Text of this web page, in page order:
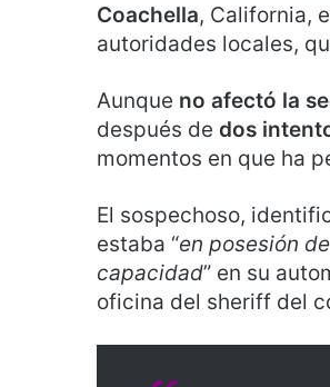
Coachella, California,
autoridades locales,
Aunque no afectó la
después de dos
momentos en que ha
El sospechoso,
estaba “en posesión
capacidad” en su
oficina del sheriff del